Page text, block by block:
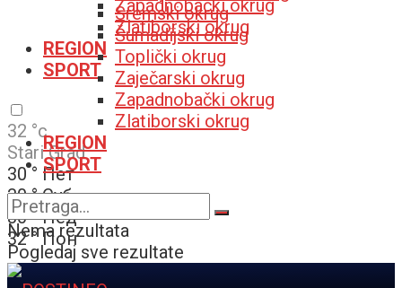
Zapadnobački okrug
Zlatiborski okrug
REGION
SPORT
32 °c
Stari Grad
30 ° Пет
30 ° Суб
30 ° Нед
32 ° Пон
Sremski okrug
Šumadijski okrug
Toplički okrug
Zaječarski okrug
Zapadnobački okrug
Zlatiborski okrug
REGION
SPORT
Nema rezultata
Pogledaj sve rezultate